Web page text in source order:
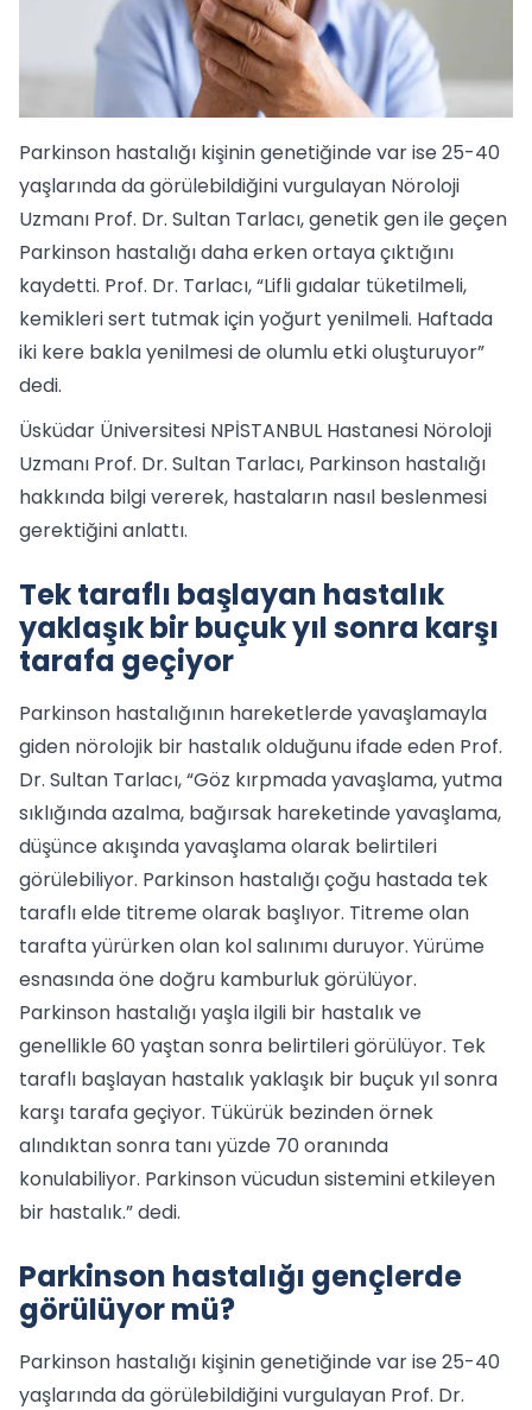
Parkinson hastalığı kişinin genetiğinde var ise 25-40
yaşlarında da görülebildiğini vurgulayan Nöroloji
Uzmanı Prof. Dr. Sultan Tarlacı, genetik gen ile geçen
Parkinson hastalığı daha erken ortaya çıktığını
kaydetti. Prof. Dr. Tarlacı, “Lifli gıdalar tüketilmeli,
kemikleri sert tutmak için yoğurt yenilmeli. Haftada
iki kere bakla yenilmesi de olumlu etki oluşturuyor”
dedi.
Üsküdar Üniversitesi NPİSTANBUL Hastanesi Nöroloji
Uzmanı Prof. Dr. Sultan Tarlacı, Parkinson hastalığı
hakkında bilgi vererek, hastaların nasıl beslenmesi
gerektiğini anlattı.
Tek taraflı başlayan hastalık
yaklaşık bir buçuk yıl sonra karşı
tarafa geçiyor
Parkinson hastalığının hareketlerde yavaşlamayla
giden nörolojik bir hastalık olduğunu ifade eden Prof.
Dr. Sultan Tarlacı, “Göz kırpmada yavaşlama, yutma
sıklığında azalma, bağırsak hareketinde yavaşlama,
düşünce akışında yavaşlama olarak belirtileri
görülebiliyor. Parkinson hastalığı çoğu hastada tek
taraflı elde titreme olarak başlıyor. Titreme olan
tarafta yürürken olan kol salınımı duruyor. Yürüme
esnasında öne doğru kamburluk görülüyor.
Parkinson hastalığı yaşla ilgili bir hastalık ve
genellikle 60 yaştan sonra belirtileri görülüyor. Tek
taraflı başlayan hastalık yaklaşık bir buçuk yıl sonra
karşı tarafa geçiyor. Tükürük bezinden örnek
alındıktan sonra tanı yüzde 70 oranında
konulabiliyor. Parkinson vücudun sistemini etkileyen
bir hastalık.” dedi.
Parkinson hastalığı gençlerde
görülüyor mü?
Parkinson hastalığı kişinin genetiğinde var ise 25-40
yaşlarında da görülebildiğini vurgulayan Prof. Dr.